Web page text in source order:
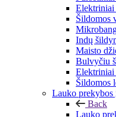
Elektriniai
Šildomos
Indų
Maisto
Bulvyčiu
Elektriniai
Šildomos
Lauko prekybos
Back
Lauko